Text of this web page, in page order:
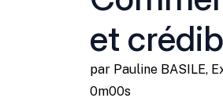
et
par Pauline BASILE,
0m00s